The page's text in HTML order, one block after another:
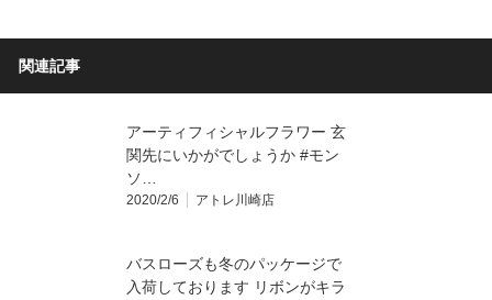
関連記事
アーティフィシャルフラワー 玄
関先にいかがでしょうか️ #モン
ソ…
2020/2/6 アトレ川崎店
バスローズも冬のパッケージで
入荷しております️ リボンがキラ